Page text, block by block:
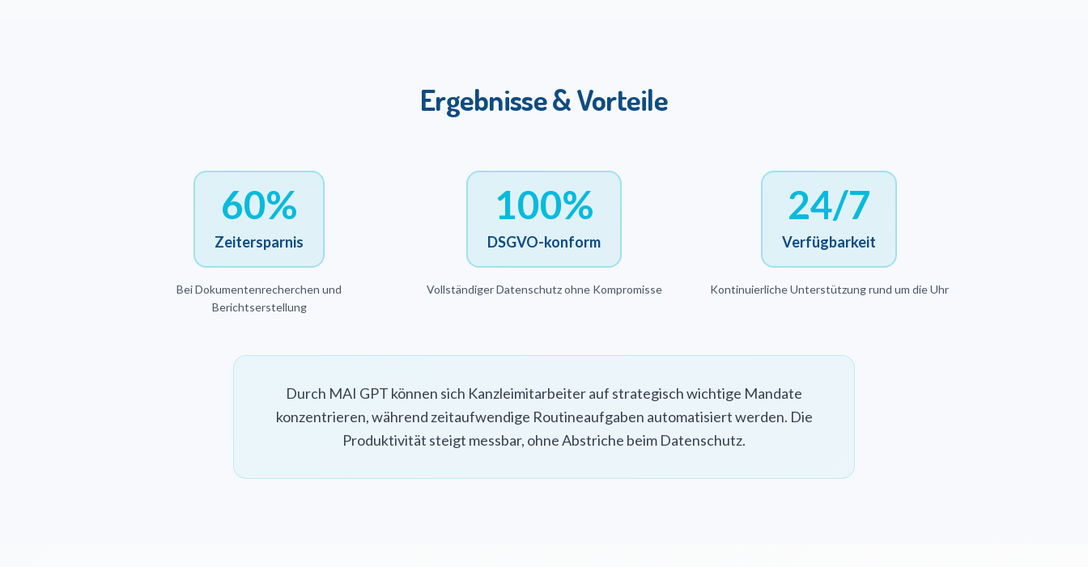
Ergebnisse & Vorteile
60%
Zeitersparnis
Bei Dokumentenrecherchen und
Berichtserstellung
100%
DSGVO-konform
Vollständiger Datenschutz ohne Kompromisse
24/7
Verfügbarkeit
Kontinuierliche Unterstützung rund um die Uhr
Durch MAI GPT können sich Kanzleimitarbeiter auf strategisch wichtige Mandate
konzentrieren, während zeitaufwendige Routineaufgaben automatisiert werden. Die
Produktivität steigt messbar, ohne Abstriche beim Datenschutz.